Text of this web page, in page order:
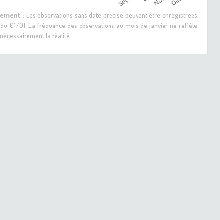
:Les observations sans date précise peuvent être enregistrées
01/01. La fréquence des observations au mois de janvier ne reflète
la réalité.